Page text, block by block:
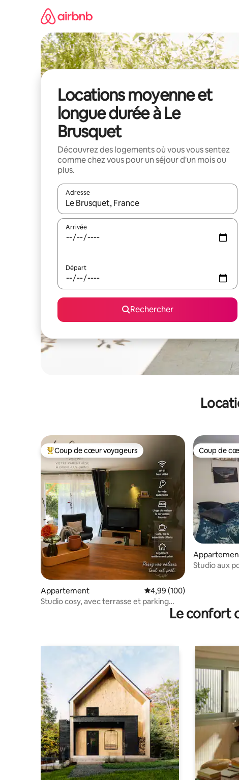
Locations moyenne et
longue durée à Le
Brusquet
Découvrez des logements où vous vous sentez
comme chez vous pour un séjour d'un mois ou
plus.
Adresse
Lorsque les résultats s'affichent, utilisez les flèches
Arrivée
Départ
Rechercher
Coups de cœur voyageurs les plus appréciés
Coup de cœur voyageurs
Appartement Évaluation moyenne sur la
4,99 (100)
Studio cosy, avec terrasse et parking
Coup de
Coup de
Studio aux
Le confort